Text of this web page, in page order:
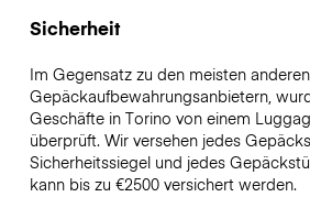
Sicherheit
Im Gegensatz zu den meisten anderen
Gepäckaufbewahrungsanbietern,
Geschäfte in Torino von einem
überprüft. Wir versehen jedes
Sicherheitssiegel und jedes
kann bis zu €2500versichert werden.